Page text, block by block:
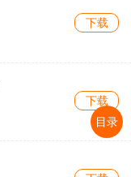
下载
下载
目录